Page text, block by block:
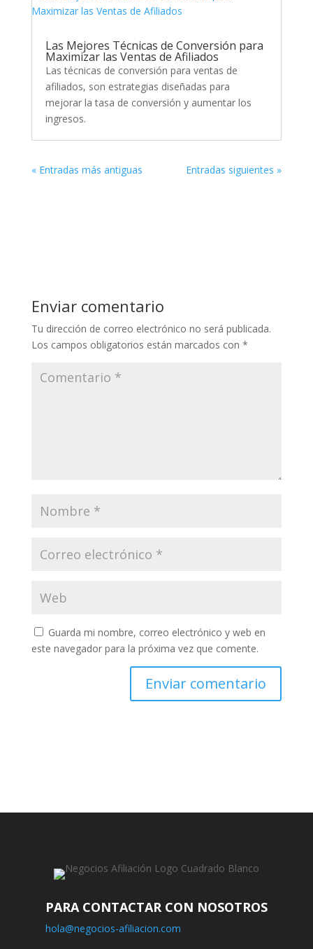
Las Mejores Técnicas de Conversión para
Maximizar las Ventas de Afiliados
Las técnicas de conversión para ventas de
afiliados, son estrategias diseñadas para
mejorar la tasa de conversión y aumentar los
ingresos.
« Entradas más antiguas Entradas siguientes »
Enviar comentario
Tu dirección de correo electrónico no será publicada.
Los campos obligatorios están marcados con *
Guarda mi nombre, correo electrónico y web en
este navegador para la próxima vez que comente.
PARA CONTACTAR CON NOSOTROS
hola@negocios-afiliacion.com